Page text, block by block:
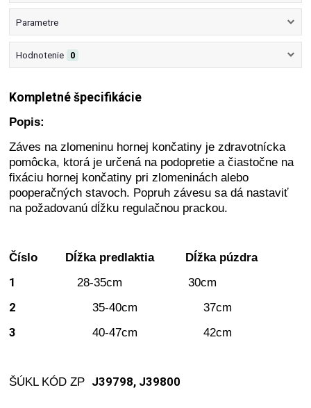
Parametre
Hodnotenie 0
Kompletné špecifikácie
Popis:
Záves na zlomeninu hornej končatiny je zdravotnícka
pomôcka, ktorá je určená na podopretie a čiastočne na
fixáciu hornej končatiny pri zlomeninách alebo
pooperačných stavoch. Popruh závesu sa dá nastaviť
na požadovanú dĺžku regulačnou prackou.
Číslo Dĺžka predlaktia Dĺžka púzdra
1 28-35cm 30cm
2 35-40cm 37cm
3 40-47cm 42cm
ŠÚKL KÓD ZP J39798, J39800